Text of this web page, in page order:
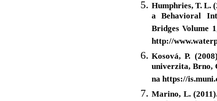
Humphries, T. L.
a Behavioral
Bridges Volume
http://
Kosová, P.
univerzita, Brno,
na https://
Marino, L.